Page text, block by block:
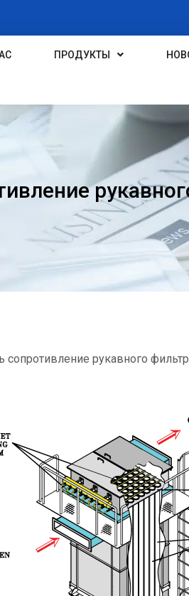
ПРОДУКТЫ
сопротивление рукавного